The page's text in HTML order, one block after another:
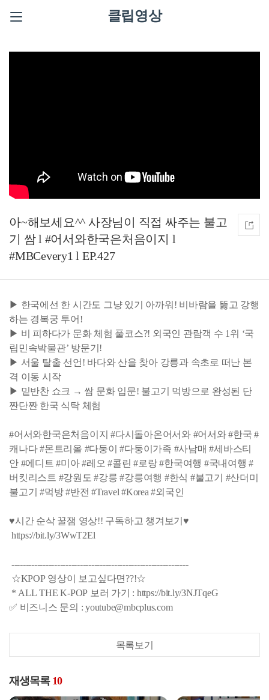
클립영상
아~해보세요^^ 사장님이 직접 싸주는 불고
기 쌈 l #어서와한국은처음이지 l
#MBCevery1 l EP.427
▶ 한국에선 한 시간도 그냥 있기 아까워! 비바람을 뚫고 강행
하는 경복궁 투어!
▶ 비 피하다가 문화 체험 풀코스?! 외국인 관람객 수 1위 ‘국
립민속박물관’ 방문기!
▶ 서울 탈출 선언! 바다와 산을 찾아 강릉과 속초로 떠난 본
격 이동 시작
▶ 밑반찬 쇼크 → 쌈 문화 입문! 불고기 먹방으로 완성된 단
짠단짠 한국 식탁 체험
#어서와한국은처음이지 #다시돌아온어서와 #어서와 #한국 #
캐나다 #몬트리올 #다둥이 #다둥이가족 #사남매 #세바스티
안 #에디트 #미아 #레오 #콜린 #로랑 #한국여행 #국내여행 #
버킷리스트 #강원도 #강릉 #강릉여행 #한식 #불고기 #산더미
불고기 #먹방 #반전 #Travel #Korea #외국인
♥시간 순삭 꿀잼 영상!! 구독하고 챙겨보기♥
https://bit.ly/3WwT2El
--------------------------------------------------------------
☆KPOP 영상이 보고싶다면??!☆
* ALL THE K-POP 보러 가기 : https://bit.ly/3NJTqeG
✅ 비즈니스 문의 : youtube@mbcplus.com
목록보기
재생목록 10